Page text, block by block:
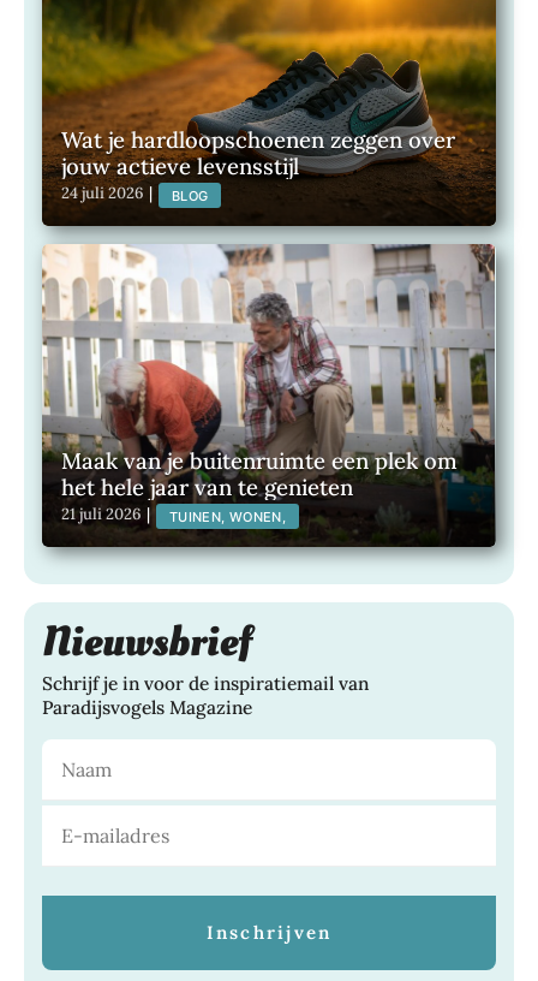
Wat je hardloopschoenen zeggen over
jouw actieve levensstijl
24 juli 2026 | BLOG
Maak van je buitenruimte een plek om
het hele jaar van te genieten
21 juli 2026 | TUINEN, WONEN,
Nieuwsbrief
Schrijf je in voor de inspiratiemail van
Paradijsvogels Magazine